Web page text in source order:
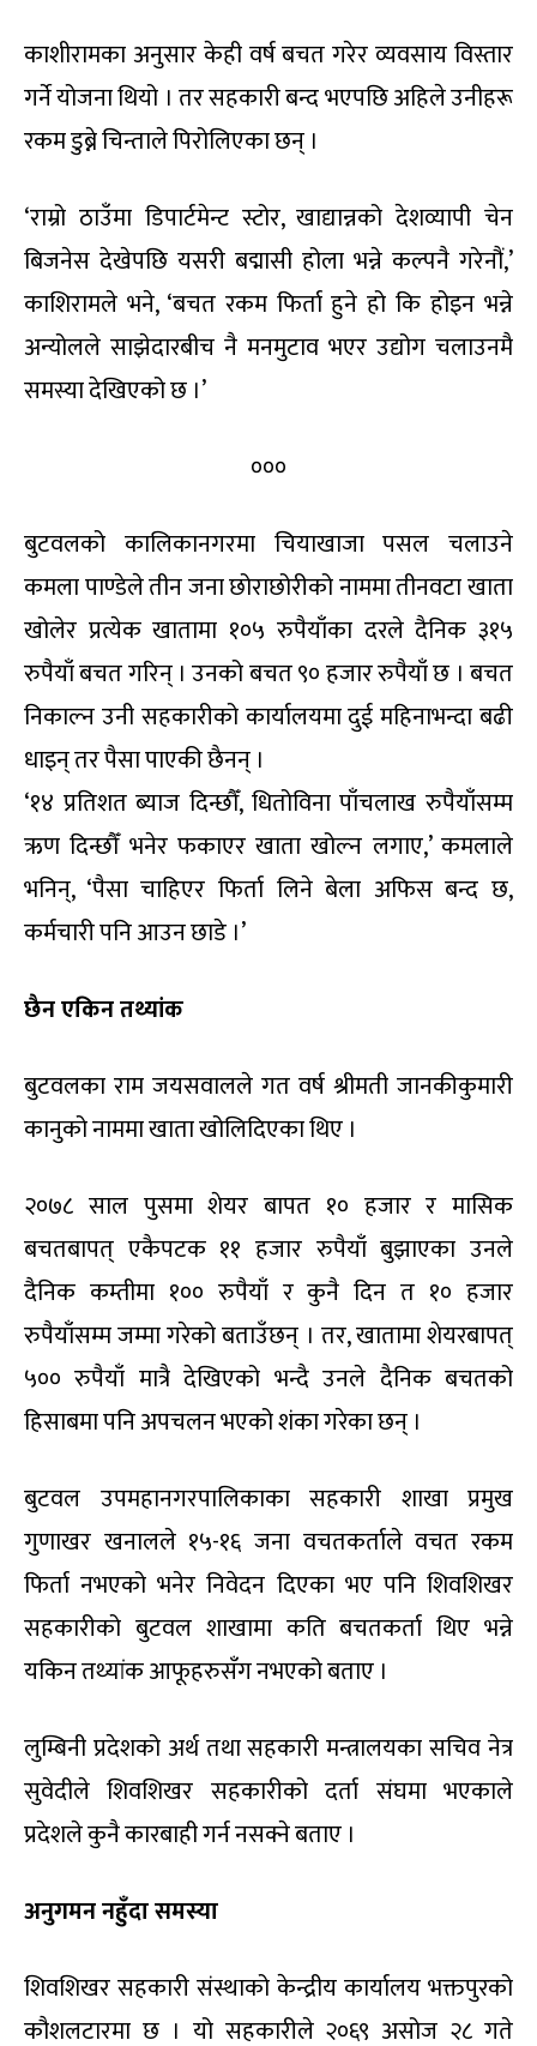
काशीरामका अनुसार केही वर्ष बचत गरेर व्यवसाय विस्तार
गर्ने योजना थियो । तर सहकारी बन्द भएपछि अहिले उनीहरू
रकम डुब्ने चिन्ताले पिरोलिएका छन् ।
‘राम्रो ठाउँमा डिपार्टमेन्ट स्टोर, खाद्यान्नको देशव्यापी चेन
बिजनेस देखेपछि यसरी बद्मासी होला भन्ने कल्पनै गरेनौं,’
काशिरामले भने, ‘बचत रकम फिर्ता हुने हो कि होइन भन्ने
अन्योलले साझेदारबीच नै मनमुटाव भएर उद्योग चलाउनमै
समस्या देखिएको छ ।’
०००
बुटवलको कालिकानगरमा चियाखाजा पसल चलाउने
कमला पाण्डेले तीन जना छोराछोरीको नाममा तीनवटा खाता
खोलेर प्रत्येक खातामा १०५ रुपैयाँका दरले दैनिक ३१५
रुपैयाँ बचत गरिन् । उनको बचत ९० हजार रुपैयाँ छ । बचत
निकाल्न उनी सहकारीको कार्यालयमा दुई महिनाभन्दा बढी
धाइन् तर पैसा पाएकी छैनन् ।
‘१४ प्रतिशत ब्याज दिन्छौँ, धितोविना पाँचलाख रुपैयाँसम्म
ऋण दिन्छौँ भनेर फकाएर खाता खोल्न लगाए,’ कमलाले
भनिन्, ‘पैसा चाहिएर फिर्ता लिने बेला अफिस बन्द छ,
कर्मचारी पनि आउन छाडे ।’
छैन एकिन तथ्यांक
बुटवलका राम जयसवालले गत वर्ष श्रीमती जानकीकुमारी
कानुको नाममा खाता खोलिदिएका थिए ।
२०७८ साल पुसमा शेयर बापत १० हजार र मासिक
बचतबापत् एकैपटक ११ हजार रुपैयाँ बुझाएका उनले
दैनिक कम्तीमा १०० रुपैयाँ र कुनै दिन त १० हजार
रुपैयाँसम्म जम्मा गरेको बताउँछन् । तर, खातामा शेयरबापत्
५०० रुपैयाँ मात्रै देखिएको भन्दै उनले दैनिक बचतको
हिसाबमा पनि अपचलन भएको शंका गरेका छन् ।
बुटवल उपमहानगरपालिकाका सहकारी शाखा प्रमुख
गुणाखर खनालले १५-१६ जना वचतकर्ताले वचत रकम
फिर्ता नभएको भनेर निवेदन दिएका भए पनि शिवशिखर
सहकारीको बुटवल शाखामा कति बचतकर्ता थिए भन्ने
यकिन तथ्यांक आफूहरुसँग नभएको बताए ।
लुम्बिनी प्रदेशको अर्थ तथा सहकारी मन्त्रालयका सचिव नेत्र
सुवेदीले शिवशिखर सहकारीको दर्ता संघमा भएकाले
प्रदेशले कुनै कारबाही गर्न नसक्ने बताए ।
अनुगमन नहुँदा समस्या
शिवशिखर सहकारी संस्थाको केन्द्रीय कार्यालय भक्तपुरको
कौशलटारमा छ । यो सहकारीले २०६९ असोज २८ गते